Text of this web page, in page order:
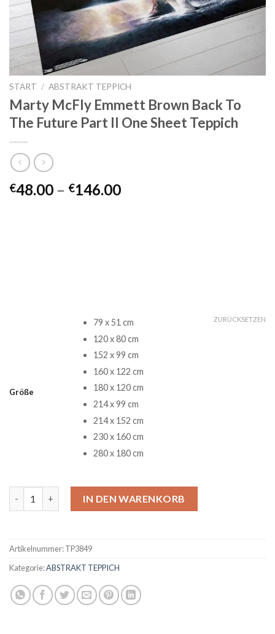
START / ABSTRAKT TEPPICH
Marty McFly Emmett Brown Back To
The Future Part II One Sheet Teppich
€48.00 – €146.00Preisspanne:
Größe
79 x 51 cm
120 x 80 cm
152 x 99 cm
160 x 122 cm
180 x 120 cm
214 x 99 cm
214 x 152 cm
230 x 160 cm
280 x 180 cm
ZURÜCKSETZEN
IN DEN WARENKORB
Artikelnummer:TP3849
Kategorie:ABSTRAKT TEPPICH